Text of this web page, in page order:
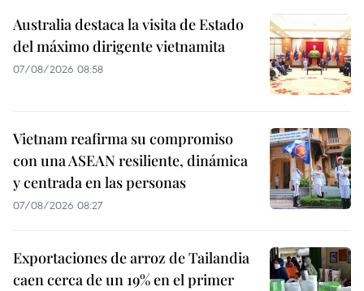
Australia destaca la visita de Estado
del máximo dirigente vietnamita
07/08/2026 08:58
Vietnam reafirma su compromiso
con una ASEAN resiliente, dinámica
y centrada en las personas
07/08/2026 08:27
Exportaciones de arroz de Tailandia
caen cerca de un 19% en el primer